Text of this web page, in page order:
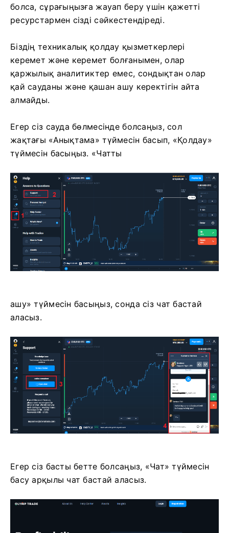
болса, сұрағыңызға жауап беру үшін қажетті
ресурстармен сізді сәйкестендіреді.
Біздің техникалық қолдау қызметкерлері
керемет және керемет болғанымен, олар
қаржылық аналитиктер емес, сондықтан олар
қай сауданы және қашан ашу керектігін айта
алмайды.
Егер сіз сауда бөлмесінде болсаңыз, сол
жақтағы «Анықтама» түймесін басып, «Қолдау»
түймесін басыңыз. «Чатты
ашу» түймесін басыңыз, сонда сіз чат бастай
аласыз.
Егер сіз басты бетте болсаңыз, «Чат» түймесін
басу арқылы чат бастай аласыз.